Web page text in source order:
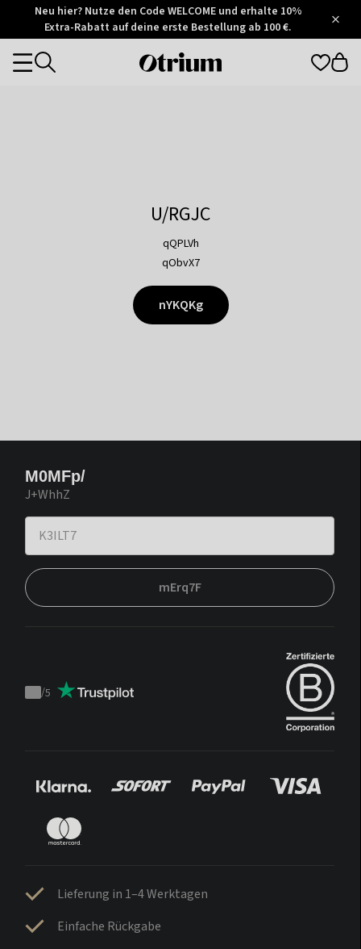
Otrium
Trustpilot
Neu hier? Nutze den Code WELCOME und erhalte 10%
Extra-Rabatt auf deine erste Bestellung ab 100 €.
Otrium
Categories
U/RGJC
qQPLVh
qObvX7
nYKQKg
M0MFp/
J+WhhZ
mErq7F
Trustpilot
/5
Lieferung in 1–4 Werktagen
Einfache Rückgabe